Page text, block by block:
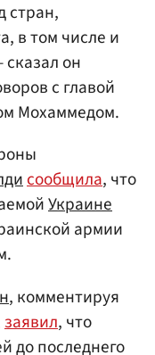
стран,
в том числе и
он
с главой
Мохаммедом.
сообщила, что
Украине
армии
, комментируя
заявил, что
до последнего